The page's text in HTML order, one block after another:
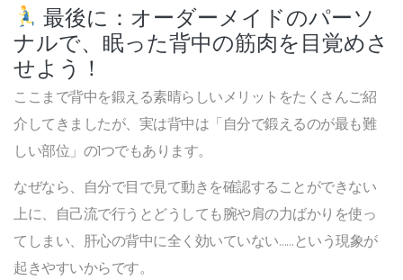
最後に：オーダーメイドのパーソ
ナルで、眠った背中の筋肉を目覚めさ
せよう！
ここまで背中を鍛える素晴らしいメリットをたくさんご紹
介してきましたが、実は背中は「自分で鍛えるのが最も難
しい部位」の1つでもあります。
なぜなら、自分で目で見て動きを確認することができない
上に、自己流で行うとどうしても腕や肩の力ばかりを使っ
てしまい、肝心の背中に全く効いていない……という現象が
起きやすいからです。